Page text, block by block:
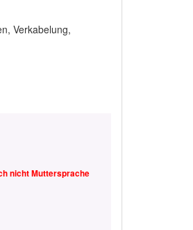
Verkabelung,
nicht Muttersprache